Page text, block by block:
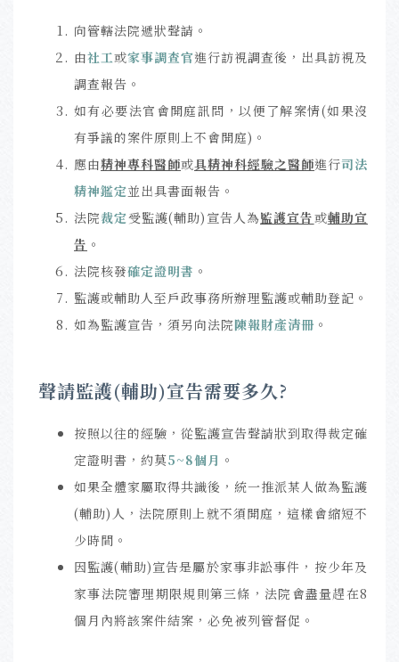
向管轄法院遞狀聲請。
由社工或家事調查官進行訪視調查後，出具訪視及
調查報告。
如有必要法官會開庭訊問，以便了解案情(如果沒
有爭議的案件原則上不會開庭)。
應由精神專科醫師或具精神科經驗之醫師進行司法
精神鑑定並出具書面報告。
法院裁定受監護(輔助)宣告人為監護宣告或輔助宣
告 。
法院核發確定證明書 。
監護或輔助人至戶政事務所辦理監護或輔助登記。
如為監護宣告，須另向法院陳報財產清冊 。
聲請監護(輔助)宣告需要多久?
按照以往的經驗，從監護宣告聲請狀到取得裁定確
定證明書，約莫5~8個月 。
如果全體家屬取得共識後，統一推派某人做為監護
(輔助)人，法院原則上就不須開庭，這樣會縮短不
少時間。
因監護(輔助)宣告是屬於家事非訟事件，按少年及
家事法院審理期限規則第三條，法院會盡量趕在8
個月內將該案件結案，必免被列管督促。